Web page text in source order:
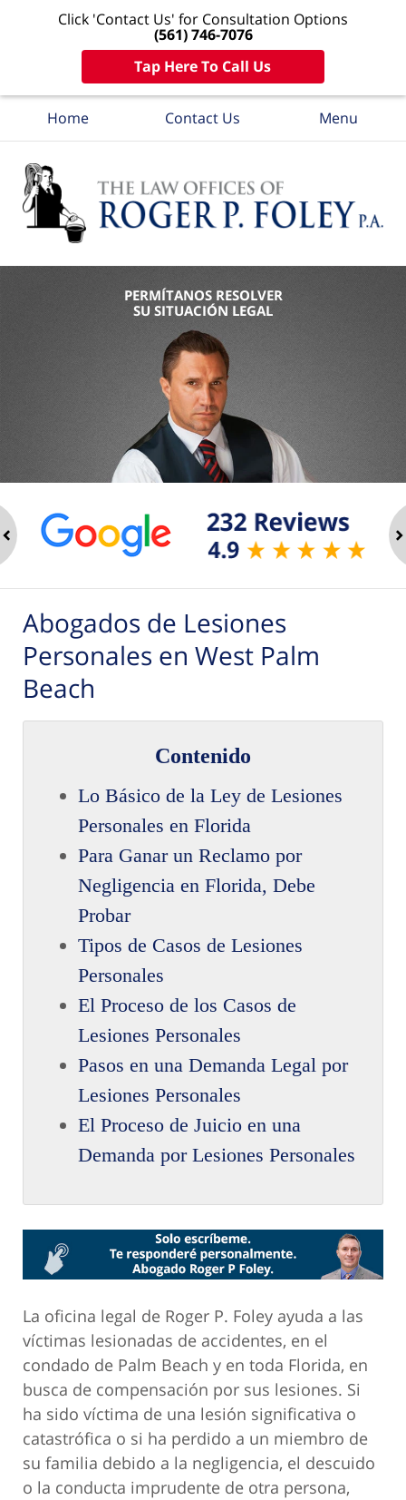
Click 'Contact Us' for Consultation Options
(561) 746-7076
Tap Here To Call Us
Home Contact Us Menu
PERMÍTANOS RESOLVER
SU SITUACIÓN LEGAL
Abogados de Lesiones
Personales en West Palm
Beach
Contenido
Lo Básico de la Ley de Lesiones
Personales en Florida
Para Ganar un Reclamo por
Negligencia en Florida, Debe
Probar
Tipos de Casos de Lesiones
Personales
El Proceso de los Casos de
Lesiones Personales
Pasos en una Demanda Legal por
Lesiones Personales
El Proceso de Juicio en una
Demanda por Lesiones Personales
La oficina legal de Roger P. Foley ayuda a las
víctimas lesionadas de accidentes, en el
condado de Palm Beach y en toda Florida, en
busca de compensación por sus lesiones. Si
ha sido víctima de una lesión significativa o
catastrófica o si ha perdido a un miembro de
su familia debido a la negligencia, el descuido
o la conducta imprudente de otra persona,